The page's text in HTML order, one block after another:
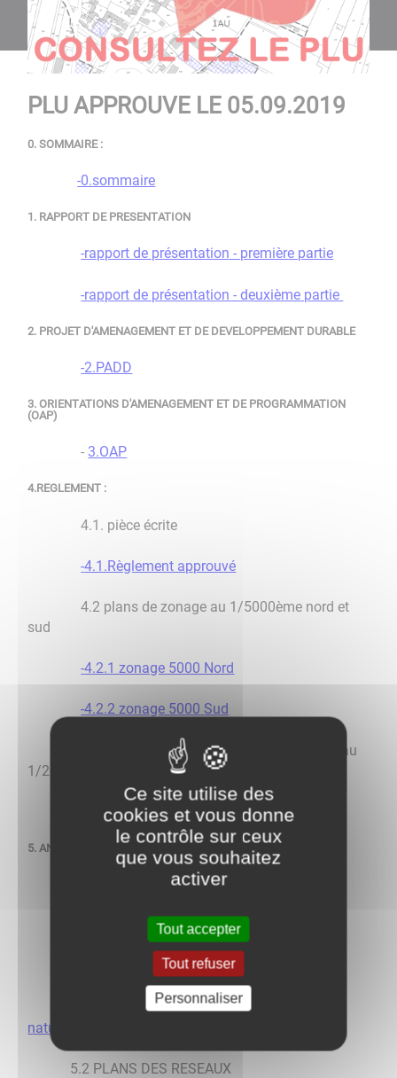
PLU APPROUVE LE 05.09.2019
0. SOMMAIRE :
-0.sommaire
1. RAPPORT DE PRESENTATION
-rapport de présentation - première partie
-rapport de présentation - deuxième partie
2. PROJET D'AMENAGEMENT ET DE DEVELOPPEMENT DURABLE
-2.PADD
3. ORIENTATIONS D'AMENAGEMENT ET DE PROGRAMMATION
(OAP)
- 3.OAP
4.REGLEMENT :
4.1. pièce écrite
-4.1.Règlement approuvé
4.2 plans de zonage au 1/5000ème nord et
sud
-4.2.1 zonage 5000 Nord
-4.2.2 zonage 5000 Sud
4.3 plan de zonage centre de la commune au
1/2000ème
-4.3 zonage 2000 centre
5. ANNEXES
5.1 SERVITUDES D'UTILITE PUBLIQUE
-Liste servitudes
-Plan servitudes 2017
-Servitudes canalisations transport de gaz
naturel d'hydrocarbures et d'éthylène
5.2 PLANS DES RESEAUX
Ce site utilise des
cookies et vous donne
le contrôle sur ceux
que vous souhaitez
activer
Tout accepter
Tout refuser
Personnaliser